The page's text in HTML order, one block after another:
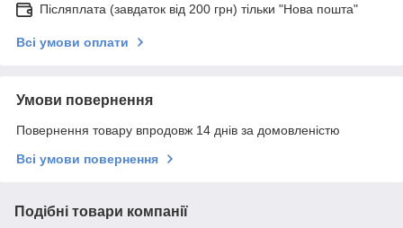
Післяплата (завдаток від 200 грн) тільки "Нова пошта"
Всі умови оплати
Умови повернення
Повернення товару впродовж 14 днів за домовленістю
Всі умови повернення
Подібні товари компанії